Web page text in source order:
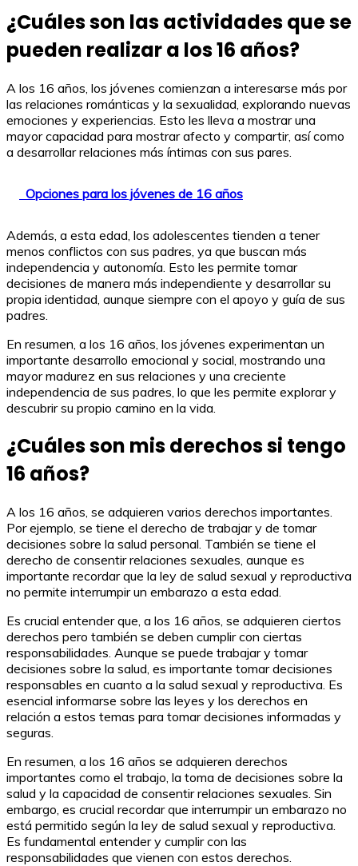
¿Cuáles son las actividades que se
pueden realizar a los 16 años?
A los 16 años, los jóvenes comienzan a interesarse más por
las relaciones románticas y la sexualidad, explorando nuevas
emociones y experiencias. Esto les lleva a mostrar una
mayor capacidad para mostrar afecto y compartir, así como
a desarrollar relaciones más íntimas con sus pares.
Opciones para los jóvenes de 16 años
Además, a esta edad, los adolescentes tienden a tener
menos conflictos con sus padres, ya que buscan más
independencia y autonomía. Esto les permite tomar
decisiones de manera más independiente y desarrollar su
propia identidad, aunque siempre con el apoyo y guía de sus
padres.
En resumen, a los 16 años, los jóvenes experimentan un
importante desarrollo emocional y social, mostrando una
mayor madurez en sus relaciones y una creciente
independencia de sus padres, lo que les permite explorar y
descubrir su propio camino en la vida.
¿Cuáles son mis derechos si tengo
16 años?
A los 16 años, se adquieren varios derechos importantes.
Por ejemplo, se tiene el derecho de trabajar y de tomar
decisiones sobre la salud personal. También se tiene el
derecho de consentir relaciones sexuales, aunque es
importante recordar que la ley de salud sexual y reproductiva
no permite interrumpir un embarazo a esta edad.
Es crucial entender que, a los 16 años, se adquieren ciertos
derechos pero también se deben cumplir con ciertas
responsabilidades. Aunque se puede trabajar y tomar
decisiones sobre la salud, es importante tomar decisiones
responsables en cuanto a la salud sexual y reproductiva. Es
esencial informarse sobre las leyes y los derechos en
relación a estos temas para tomar decisiones informadas y
seguras.
En resumen, a los 16 años se adquieren derechos
importantes como el trabajo, la toma de decisiones sobre la
salud y la capacidad de consentir relaciones sexuales. Sin
embargo, es crucial recordar que interrumpir un embarazo no
está permitido según la ley de salud sexual y reproductiva.
Es fundamental entender y cumplir con las
responsabilidades que vienen con estos derechos.